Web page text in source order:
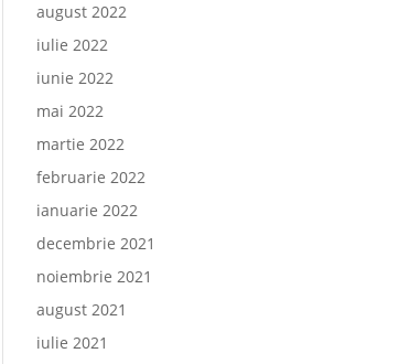
august 2022
iulie 2022
iunie 2022
mai 2022
martie 2022
februarie 2022
ianuarie 2022
decembrie 2021
noiembrie 2021
august 2021
iulie 2021